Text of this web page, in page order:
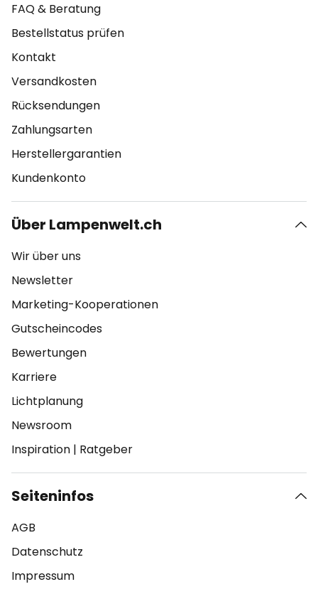
FAQ & Beratung
Bestellstatus prüfen
Kontakt
Versandkosten
Rücksendungen
Zahlungsarten
Herstellergarantien
Kundenkonto
Über Lampenwelt.ch
Wir über uns
Newsletter
Marketing-Kooperationen
Gutscheincodes
Bewertungen
Karriere
Lichtplanung
Newsroom
Inspiration | Ratgeber
Seiteninfos
AGB
Datenschutz
Impressum